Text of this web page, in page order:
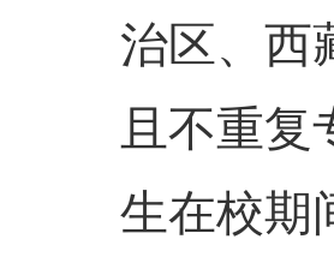
治区、西
且不重复
生在校期